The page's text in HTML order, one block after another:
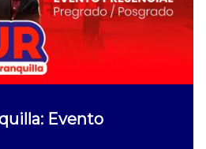
Evento